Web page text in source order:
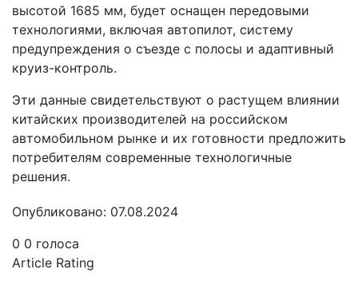
высотой 1685 мм, будет оснащен передовыми
технологиями, включая автопилот, систему
предупреждения о съезде с полосы и адаптивный
круиз-контроль.
Эти данные свидетельствуют о растущем влиянии
китайских производителей на российском
автомобильном рынке и их готовности предложить
потребителям современные технологичные
решения.
Опубликовано: 07.08.2024
0 0 голоса
Article Rating